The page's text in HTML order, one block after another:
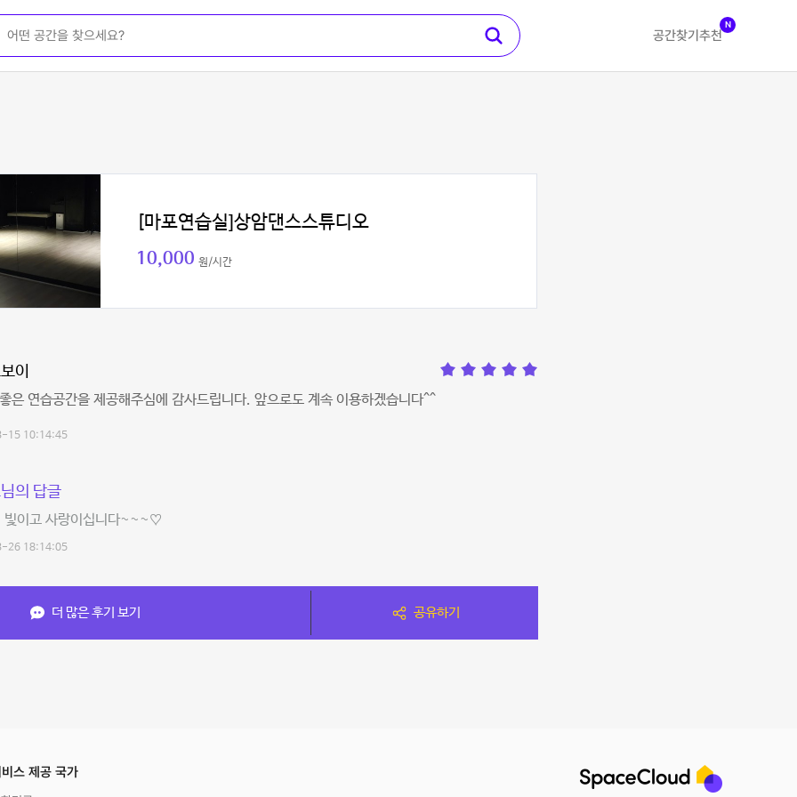
공간찾기 추천
N
[마포연습실]상암댄스스튜디오
10,000 원/시간
이
은 연습공간을 제공해주심에 감사드립니다. 앞으로도 계속 이용하겠습니다^^
15 10:14:45
의 답글
빛이고 사랑이십니다~~~♡
26 18:14:05
더 많은 후기 보기 공유하기
스 제공 국가